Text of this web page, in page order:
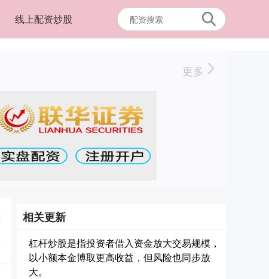
线上配资炒股
更多
相关更新
杠杆炒股是指投资者借入资金放大交易规模，
以小额本金博取更高收益，但风险也同步放
大。